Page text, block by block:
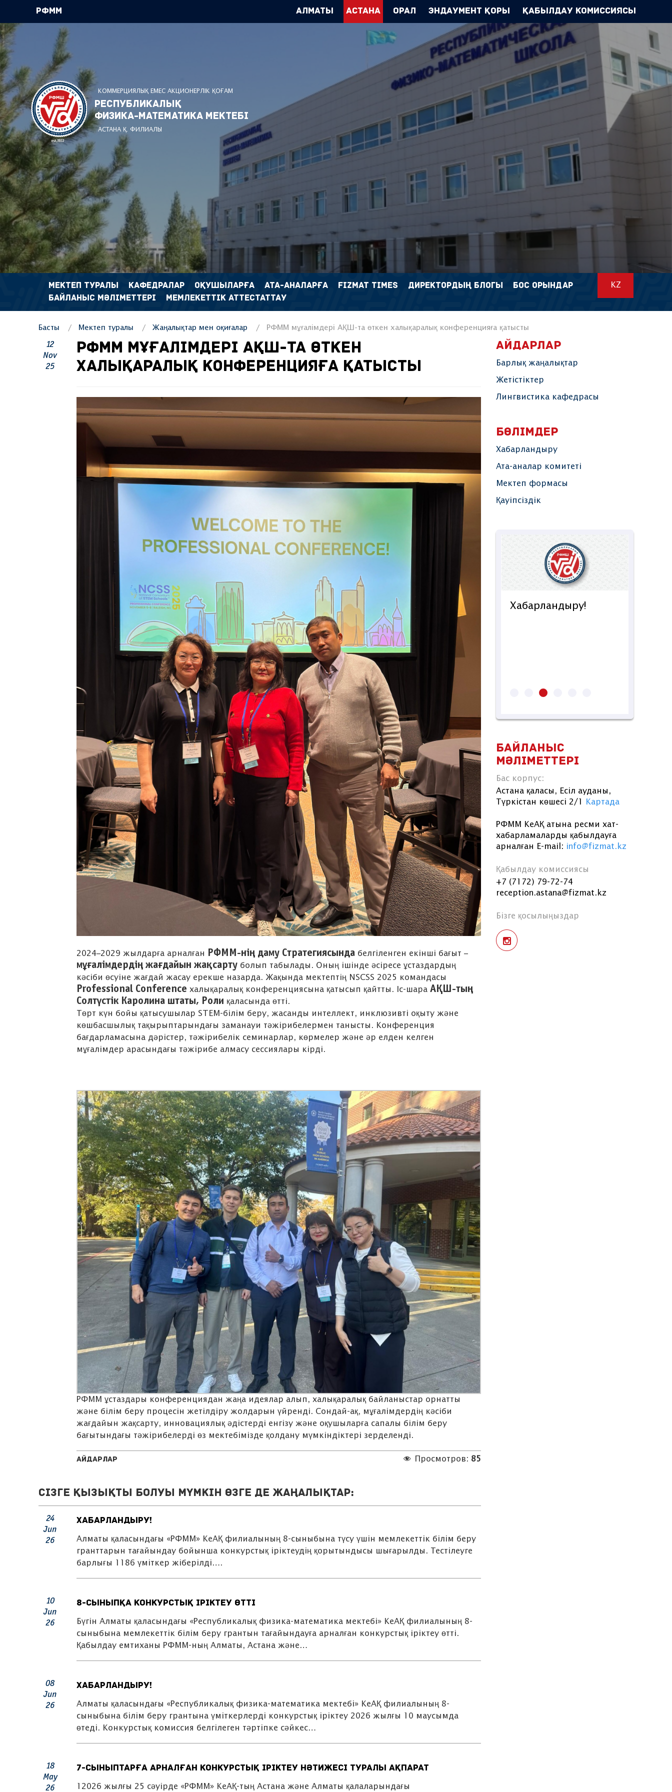
РФММ Алматы Астана Орал Эндаумент Қоры Қабылдау комиссиясы
КОММЕРЦИЯЛЫҚ ЕМЕС АКЦИОНЕРЛІК ҚОҒАМ
Республикалық
физика-математика мектебі
АСТАНА Қ. ФИЛИАЛЫ
МЕКТЕП ТУРАЛЫ КАФЕДРАЛАР ОҚУШЫЛАРҒА АТА-АНАЛАРҒА FIZMAT TIMES ДИРЕКТОРДЫҢ БЛОГЫ
БОС ОРЫНДАР
БАЙЛАНЫС МӘЛІМЕТТЕРІ
МЕМЛЕКЕТТІК АТТЕСТАТТАУ
KZ
Басты Мектеп туралы Жаңалықтар мен оқиғалар РФММ мұғалімдері АҚШ-та өткен халықаралық конференцияға қатысты
12
Nov
25
РФММ МҰҒАЛІМДЕРІ АҚШ-ТА ӨТКЕН
ХАЛЫҚАРАЛЫҚ КОНФЕРЕНЦИЯҒА ҚАТЫСТЫ
2024–2029 жылдарға арналған РФММ-нің даму Стратегиясында белгіленген екінші бағыт –
мұғалімдердің жағдайын жақсарту болып табылады. Оның ішінде әсіресе ұстаздардың
кәсіби өсуіне жағдай жасау ерекше назарда. Жақында мектептің NSCSS 2025 командасы
Professional Conference халықаралық конференциясына қатысып қайтты. Іс-шараАҚШ-тың
Солтүстік Каролина штаты, Роли қаласында өтті.
Төрт күн бойы қатысушылар STEM-білім беру, жасанды интеллект, инклюзивті оқыту және
көшбасшылық тақырыптарындағы заманауи тәжірибелермен танысты. Конференция
бағдарламасына дәрістер, тәжірибелік семинарлар, көрмелер және әр елден келген
мұғалімдер арасындағы тәжірибе алмасу сессиялары кірді.
РФММ ұстаздары конференциядан жаңа идеялар алып, халықаралық байланыстар орнатты
және білім беру процесін жетілдіру жолдарын үйренді. Сондай-ақ, мұғалімдердің кәсіби
жағдайын жақсарту, инновациялық әдістерді енгізу және оқушыларға сапалы білім беру
бағытындағы тәжірибелерді өз мектебімізде қолдану мүмкіндіктері зерделенді.
Айдарлар Просмотров: 85
Сізге қызықты болуы мүмкін өзге де жаңалықтар:
24
Jun
26
ХАБАРЛАНДЫРУ!
Алматы қаласындағы «РФММ» КеАҚ филиалының 8-сыныбына түсу үшін мемлекеттік білім беру
гранттарын тағайындау бойынша конкурстық іріктеудің қорытындысы шығарылды. Тестілеуге
барлығы 1186 үміткер жіберілді….
10
Jun
26
8-сыныпқа конкурстық іріктеу өтті
Бүгін Алматы қаласындағы «Республикалық физика-математика мектебі» КеАҚ филиалының 8-
сыныбына мемлекеттік білім беру грантын тағайындауға арналған конкурстық іріктеу өтті.
Қабылдау емтиханы РФММ-ның Алматы, Астана және…
08
Jun
26
Хабарландыру!
Алматы қаласындағы «Республикалық физика-математика мектебі» КеАҚ филиалының 8-
сыныбына білім беру грантына үміткерлерді конкурстық іріктеу 2026 жылғы 10 маусымда
өтеді. Конкурстық комиссия белгілеген тәртіпке сәйкес…
18
May
26
7-сыныптарға арналған конкурстық іріктеу нәтижесі туралы ақпарат
12026 жылғы 25 сәуірде «РФММ» КеАҚ-тың Астана және Алматы қалаларындағы
АЙДАРЛАР
Барлық жаңалықтар
Жетістіктер
Лингвистика кафедрасы
БӨЛІМДЕР
Хабарландыру
Ата-аналар комитеті
Мектеп формасы
Қауіпсіздік
ХАБАРЛАНДЫРУ!
8-сыныпқа
конкурстық іріктеу
өтті
Хабарландыру!
БАЙЛАНЫС
МӘЛІМЕТТЕРІ
Бас корпус:
Астана қаласы, Есіл ауданы,
Түркістан көшесі 2/1
Картада
РФММ КеАҚ атына ресми хат-
хабарламаларды қабылдауға
арналған E-mail: info@fizmat.kz
Қабылдау комиссиясы
+7 (7172) 79-72-74
reception.astana@fizmat.kz
Бізге қосылыңыздар